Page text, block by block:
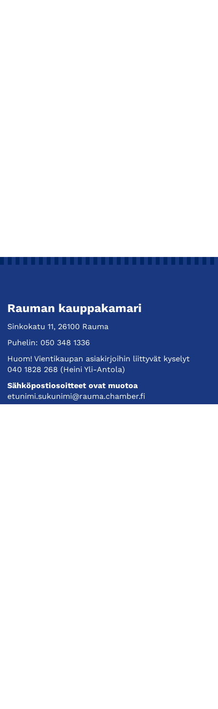
Rauman kauppakamari
Sinkokatu 11, 26100 Rauma
Puhelin: 050 348 1336
Huom! Vientikaupan asiakirjoihin liittyvät kyselyt
040 1828 268 (Heini Yli-Antola)
Sähköpostiosoitteet ovat muotoa
etunimi.sukunimi@rauma.chamber.fi